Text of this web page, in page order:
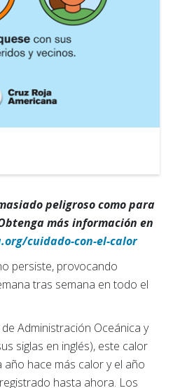
peligroso como para
más información en
cuidado-con-el-calor
persiste, provocando
tras semana en todo el
Administración Oceánica y
siglas en inglés), este calor
hace más calor y el año
hasta ahora. Los